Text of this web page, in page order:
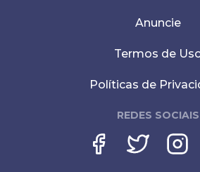
Anuncie
Termos de
Políticas de
REDES SOCIAIS